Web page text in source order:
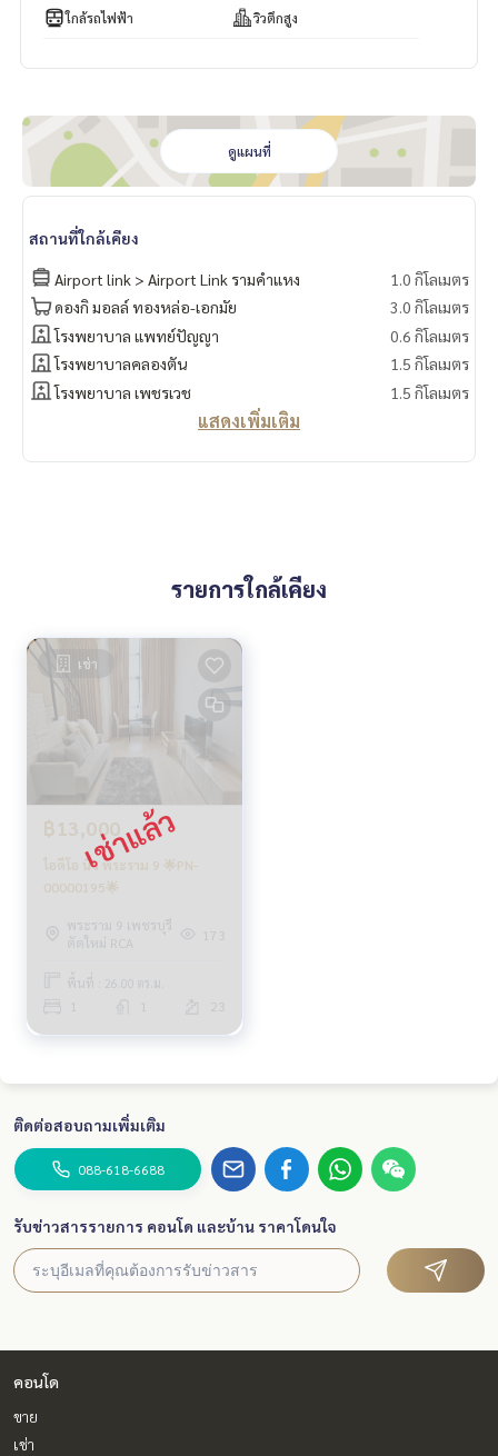
ใกล้รถไฟฟ้า วิวตึกสูง
ดูแผนที่
สถานที่ใกล้เคียง
Airport link > Airport Link รามคำแหง
1.0 กิโลเมตร
ดองกิ มอลล์ ทองหล่อ-เอกมัย
3.0 กิโลเมตร
โรงพยาบาล แพทย์ปัญญา
0.6 กิโลเมตร
โรงพยาบาลคลองตัน
1.5 กิโลเมตร
โรงพยาบาล เพชรเวช
1.5 กิโลเมตร
แสดงเพิ่มเติม
รายการใกล้เคียง
เช่า
฿13,000
ไอดีโอ นิว พระราม 9 🌟PN-
00000195🌟
พระราม 9 เพชรบุรี
ตัดใหม่ RCA
173
พื้นที่ : 26.00 ตร.ม.
ติดต่อสอบถามเพิ่มเติม
088-618-6688
รับข่าวสารรายการ คอนโด และบ้าน ราคาโดนใจ
คอนโด
ขาย
เช่า